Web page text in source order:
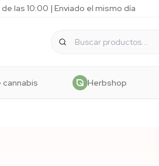
las 10:00 | Enviado el mismo día
cannabis Herbshop